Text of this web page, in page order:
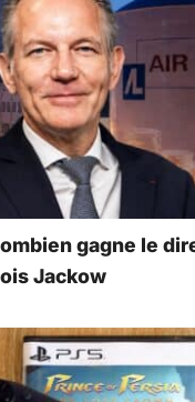
gagne le
Jackow